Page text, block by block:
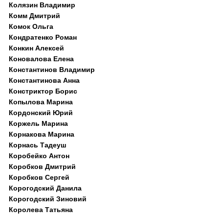
Колязин Владимир
Комм Дмитрий
Комок Ольга
Кондратенко Роман
Конкин Алексей
Коновалова Елена
Константинов Владимир
Константинова Анна
Констриктор Борис
Копылова Марина
Кордонский Юрий
Коржель Марина
Корнакова Марина
Корнась Тадеуш
Коробейко Антон
Коробков Дмитрий
Коробков Сергей
Корогодский Данила
Корогодский Зиновий
Королева Татьяна